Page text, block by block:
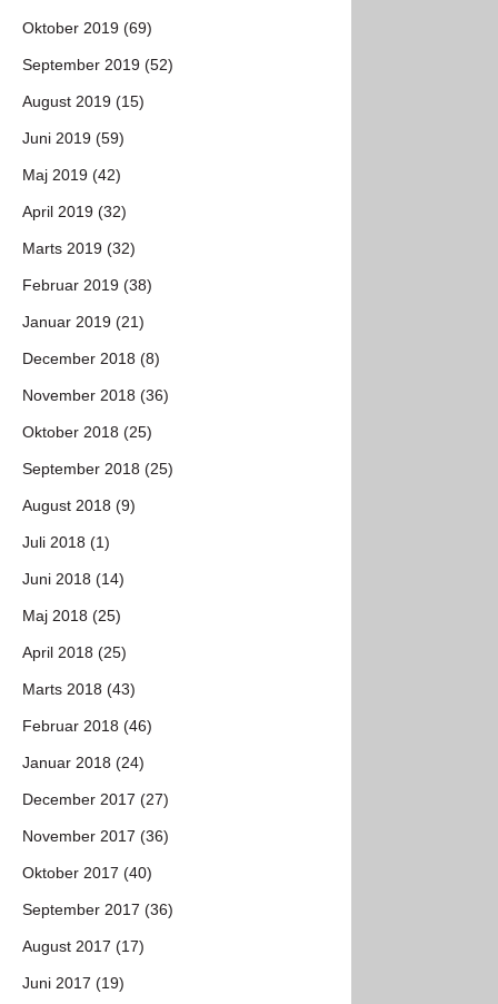
Oktober 2019 (69)
September 2019 (52)
August 2019 (15)
Juni 2019 (59)
Maj 2019 (42)
April 2019 (32)
Marts 2019 (32)
Februar 2019 (38)
Januar 2019 (21)
December 2018 (8)
November 2018 (36)
Oktober 2018 (25)
September 2018 (25)
August 2018 (9)
Juli 2018 (1)
Juni 2018 (14)
Maj 2018 (25)
April 2018 (25)
Marts 2018 (43)
Februar 2018 (46)
Januar 2018 (24)
December 2017 (27)
November 2017 (36)
Oktober 2017 (40)
September 2017 (36)
August 2017 (17)
Juni 2017 (19)